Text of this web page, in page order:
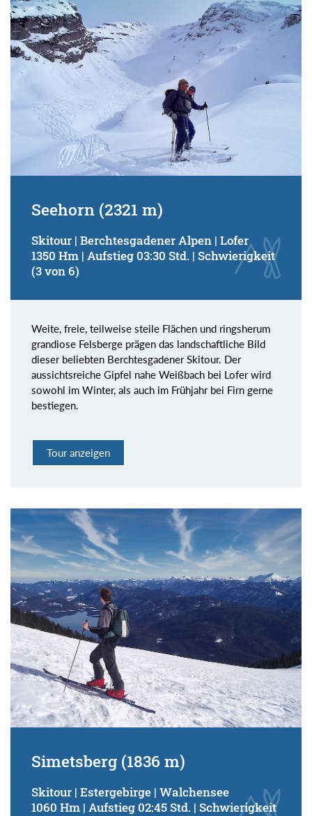
Seehorn (2321 m)
Skitour | Berchtesgadener Alpen | Lofer
1350 Hm | Aufstieg 03:30 Std. | Schwierigkeit
(3 von 6)
Weite, freie, teilweise steile Flächen und ringsherum
grandiose Felsberge prägen das landschaftliche Bild
dieser beliebten Berchtesgadener Skitour. Der
aussichtsreiche Gipfel nahe Weißbach bei Lofer wird
sowohl im Winter, als auch im Frühjahr bei Firn gerne
bestiegen.
Tour anzeigen
Simetsberg (1836 m)
Skitour | Estergebirge | Walchensee
1060 Hm | Aufstieg 02:45 Std. | Schwierigkeit